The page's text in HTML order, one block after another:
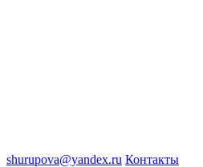
shurupova@yandex.ru Контакты